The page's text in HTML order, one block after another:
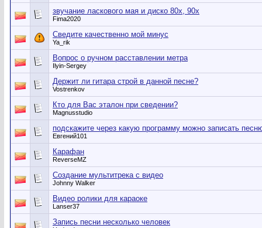
звучание ласкового мая и диско 80х, 90х
Fima2020
Сведите качественно мой минус
Ya_rik
Вопрос о ручном расставлении метра
Ilyin-Sergey
Держит ли гитара строй в данной песне?
Vostrenkov
Кто для Вас эталон при сведении?
Magnusstudio
подскажите через какую программу можно записать
Евгений101
Карафан
ReverseMZ
Создание мультитрека с видео
Johnny Walker
Видео ролики для караоке
Lanser37
Запись песни несколько человек